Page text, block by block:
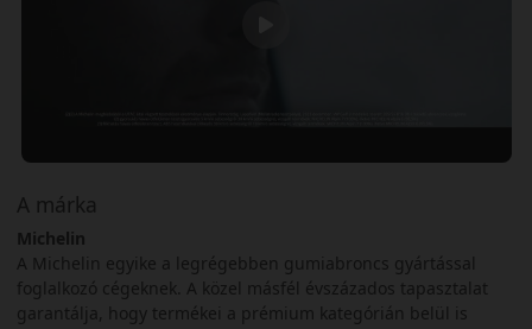
A márka
Michelin
A Michelin egyike a legrégebben gumiabroncs gyártással
foglalkozó cégeknek. A közel másfél évszázados tapasztalat
garantálja, hogy termékei a prémium kategórián belül is